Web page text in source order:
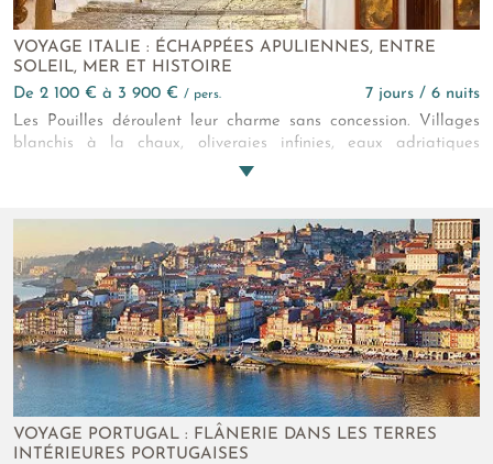
VOYAGE ITALIE : ÉCHAPPÉES APULIENNES, ENTRE
SOLEIL, MER ET HISTOIRE
de 2 100 € à 3 900 € / pers.
7 jours / 6 nuits
Les Pouilles déroulent leur charme sans concession. Villages
blanchis à la chaux, oliveraies infinies, eaux adriatiques
translucides et tables généreuses composent un itinéraire
VOYAGE PORTUGAL : FLÂNERIE DANS LES TERRES
INTÉRIEURES PORTUGAISES